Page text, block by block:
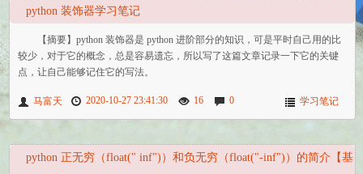
python 装饰器学习笔记
【摘要】python 装饰器是 python 进阶部分的知识，可是平时自己用的比
较少，对于它的概念，总是容易遗忘，所以写了这篇文章记录一下它的关键
点，让自己能够记住它的写法。
2020-10-27 23:41:30 16 0 学习笔记
马富天
python 正无穷（float(" inf")）和负无穷（float("-inf")）的简介【基